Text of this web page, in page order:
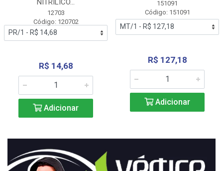
NITRÍLICO...
12703
Código: 120702
R$ 14,68
Adicionar
151091
Código: 151091
R$ 127,18
Adicionar